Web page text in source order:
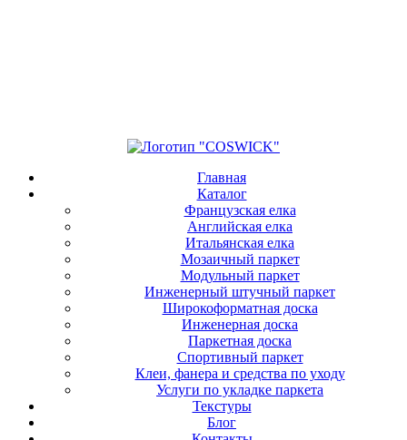
Главная
Каталог
Французская елка
Английская елка
Итальянская елка
Мозаичный паркет
Модульный паркет
Инженерный штучный паркет
Широкоформатная доска
Инженерная доска
Паркетная доска
Спортивный паркет
Клеи, фанера и средства по уходу
Услуги по укладке паркета
Текстуры
Блог